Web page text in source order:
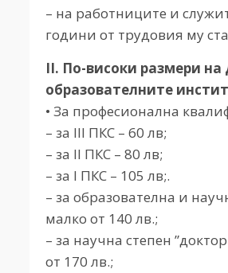
– на работниците и
години от трудовия му
ІІ. По-високи размери
образователните
• За професионална
– за III ПКС – 60 лв;
– за II ПКС – 80 лв;
– за I ПКС – 105 лв;.
– за образователна и
малко от 140 лв.;
– за научна степен
от 170 лв.;